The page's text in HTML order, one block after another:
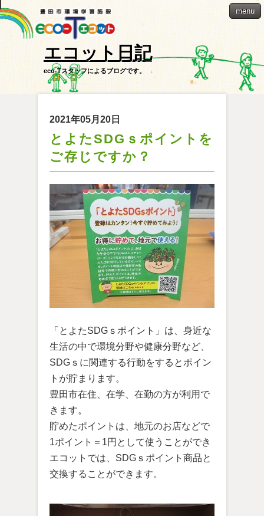
menu
エコット日記
eco-Tスタッフによるブログです。
2021年05月20日
とよたSDGｓポイントを
ご存じですか？
「とよたSDGｓポイント」は、身近な
生活の中で環境分野や健康分野など、
SDGｓに関連する行動をするとポイン
トが貯まります。
豊田市在住、在学、在勤の方が利用で
きます。
貯めたポイントは、地元のお店などで
1ポイント＝1円として使うことができ
エコットでは、SDGｓポイント商品と
交換することができます。